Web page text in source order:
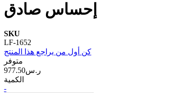
إحساس صادق
SKU
LF-1652
كن أول من يراجع هذا المنتج
متوفر
977.50ر.س‏
الكمية
-